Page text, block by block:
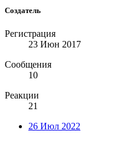
Создатель
Регистрация
23 Июн 2017
Сообщения
10
Реакции
21
26 Июл 2022